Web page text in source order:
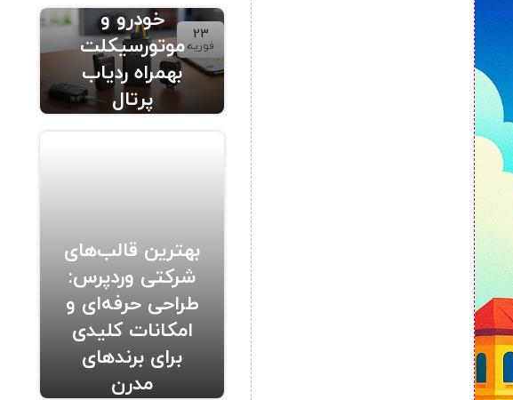
23
فوریه
خودرو و
موتورسیکلت
بهمراه ردیاب
پرتال
بهترین قالب‌های
شرکتی وردپرس:
طراحی حرفه‌ای و
امکانات کلیدی
برای برندهای
مدرن